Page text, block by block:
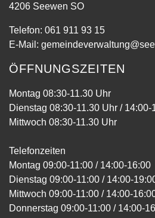
4206 Seewen SO
Telefon: 061 911 93 15
E-Mail:
ÖFFNUNGSZEITEN
Montag 08:30-11.30 Uhr
Dienstag 08:30-11.30 Uhr / 14:00-
Mittwoch 08:30-11.30 Uhr
Telefonzeiten
Montag 09:00-11:00 / 14:00-16:00
Dienstag 09:00-11:00 / 14:00-
Mittwoch 09:00-11:00 / 14:00-
Donnerstag 09:00-11:00 / 14:00-